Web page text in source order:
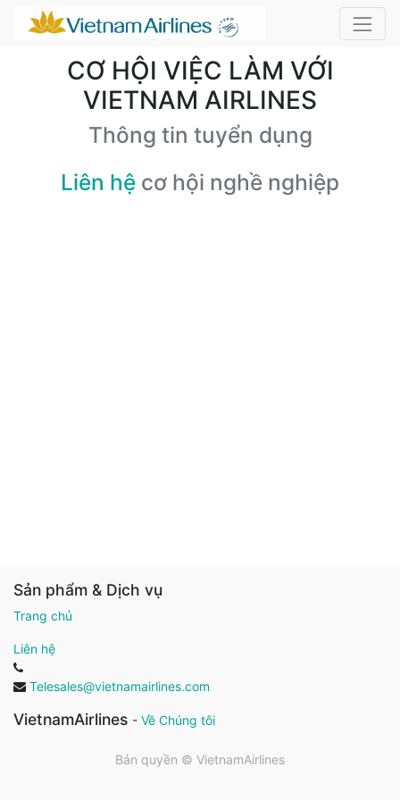
CƠ HỘI VIỆC LÀM VỚI
VIETNAM AIRLINES
Thông tin tuyển dụng
Liên hệ cơ hội nghề nghiệp
Sản phẩm & Dịch vụ
Trang chủ
Liên hệ
Telesales@vietnamairlines.com
VietnamAirlines - Về Chúng tôi
Bản quyền © VietnamAirlines